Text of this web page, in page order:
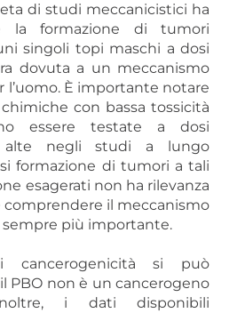
di studi meccanicistici ha
la formazione di tumori
singoli topi maschi a dosi
dovuta a un meccanismo
l’uomo. È importante notare
con bassa tossicità
essere testate a dosi
alte negli studi a lungo
formazione di tumori a tali
esagerati non ha rilevanza
comprendere il meccanismo
sempre più importante.
cancerogenicità si può
PBO non è un cancerogeno
i dati disponibili